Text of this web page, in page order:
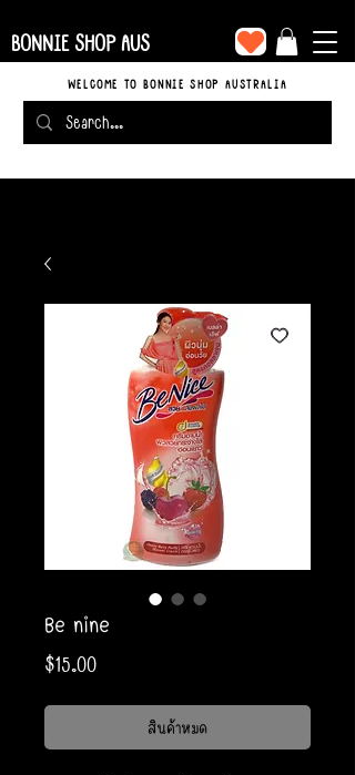
BONNIE SHOP AUS
WELCOME TO BONNIE SHOP AUSTRALIA
Be nine
$15.00ราคา
สินค้าหมด